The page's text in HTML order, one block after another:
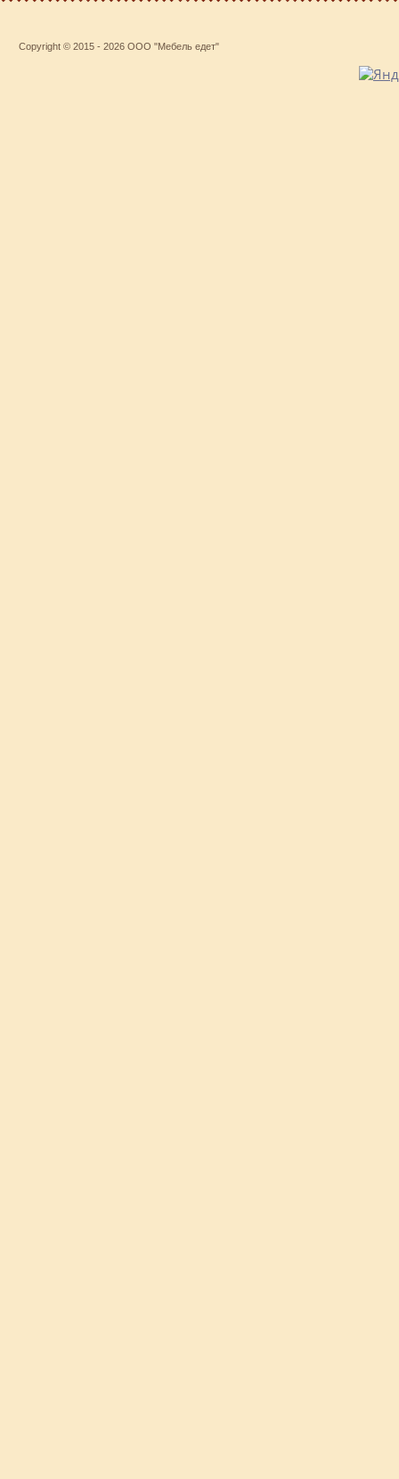
Copyright © 2015 - 2026 ООО "Мебель едет"